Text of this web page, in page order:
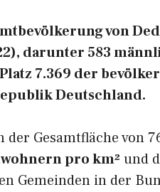
von
darunter 583
7.369 der
Deutschland.
der Gesamtfläche von
pro km² und
Gemeinden in der